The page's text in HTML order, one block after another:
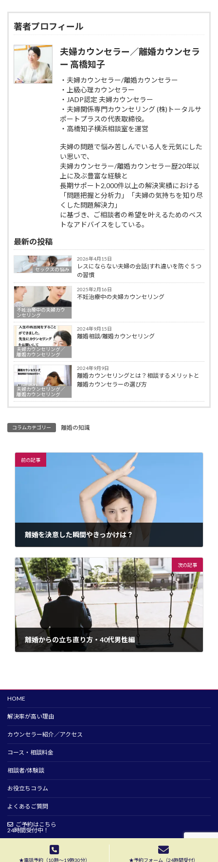
著者プロフィール
夫婦カウンセラー／離婚カウンセラ
ー 高橋知子
・夫婦カウンセラー/離婚カウンセラー
・上級心理カウンセラー
・JADP認定 夫婦カウンセラー
・夫婦関係専門カウンセリング (株)トータルサ
ポートプラスの代表取締役。
・高橋知子横浜相談室を運営
夫婦の問題で悩み苦しんでいる人を元気にした
い思いで、
夫婦カウンセラー/離婚カウンセラー歴20年以
上に及ぶ豊富な経験と
長期サポート2,000件以上の解決実績における
「問題把握と分析力」「夫婦の気持ちを知り尽
くした問題解決力」
に基づき、ご相談者の希望を叶えるためのベス
トなアドバイスをしている。
最新の投稿
セックスの悩み
2026年4月15日
レスにならない夫婦の会話|すれ違いを防ぐ５つ
の習慣
不妊治療中の夫婦カウ
ンセリング
2025年2月16日
不妊治療中の夫婦カウンセリング
夫婦カウンセリング／
離婚カウンセリング
2024年9月15日
離婚相談/離婚カウンセリング
夫婦カウンセリング／
離婚カウンセリング
2024年9月9日
離婚カウンセリングとは？相談するメリットと
離婚カウンセラーの選び方
コラムカテゴリー 離婚の知識
前の記事
離婚を決意した瞬間やきっかけは？
次の記事
離婚からの立ち直り方・40代男性編
HOME
解決率が高い理由
カウンセラー紹介／アクセス
コース・相談料金
相談者/体験談
お役立ちコラム
よくあるご質問
ご予約はこちら
24時間受付中！
Copyright © 夫婦カウンセリング高橋知子横浜相談室 All Rights Reserved.
★電話予約（10時〜19時30分）
★予約フォーム（24時間受付）